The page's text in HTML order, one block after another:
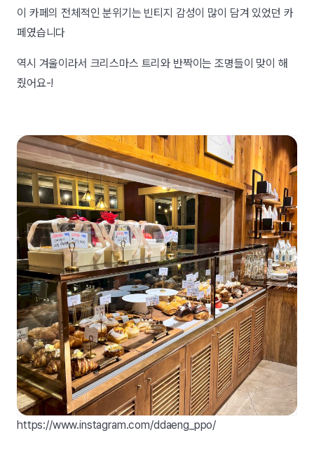
이 카페의 전체적인 분위기는 빈티지 감성이 많이 담겨 있었던 카
페였습니다
역시 겨울이라서 크리스마스 트리와 반짝이는 조명들이 맞이 해
줬어요-!
https://www.instagram.com/ddaeng_ppo/